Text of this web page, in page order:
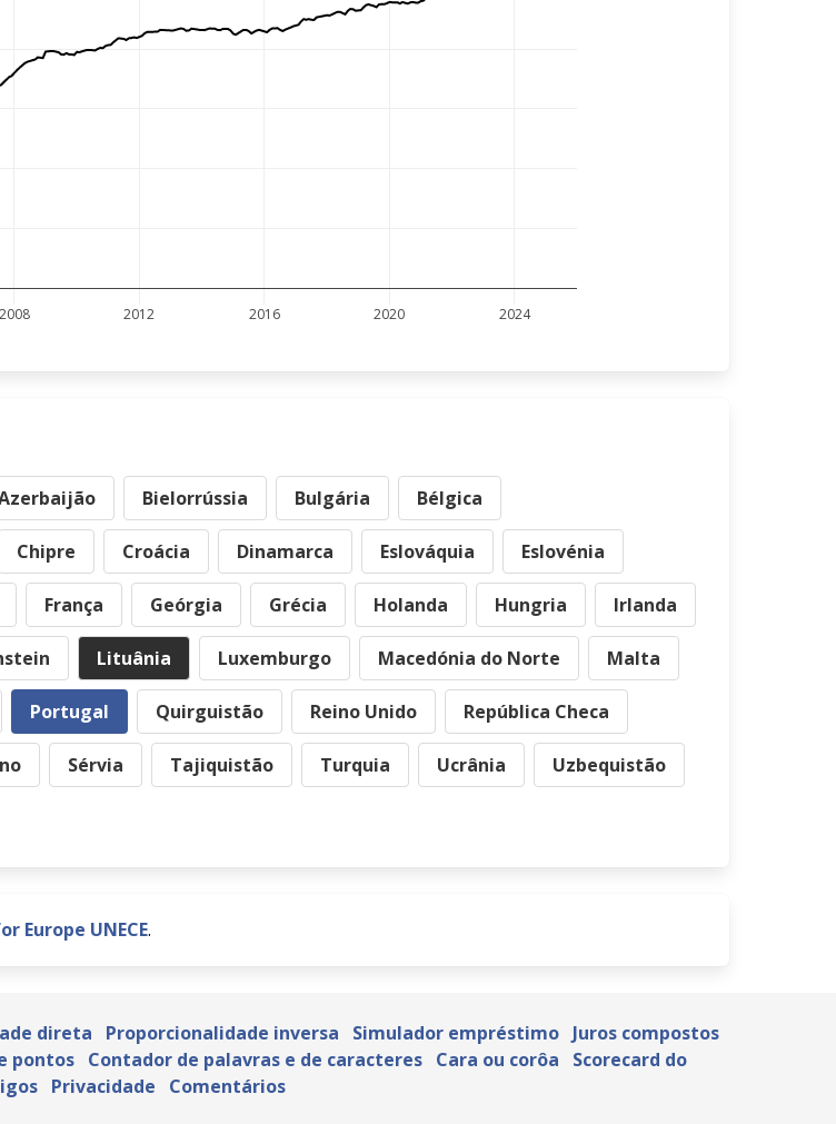
2008 2012 2016 2020 2024
Bielorrússia Bulgária Bélgica
Chipre Croácia Dinamarca Eslováquia Eslovénia
França Geórgia Grécia Holanda Hungria Irlanda
Lituânia Luxemburgo Macedónia do Norte Malta
Portugal Quirguistão Reino Unido República Checa
Sérvia Tajiquistão Turquia Ucrânia Uzbequistão
Europe UNECE.
direta Proporcionalidade inversa Simulador empréstimo Juros compostos
pontos Contador de palavras e de caracteres Cara ou corôa
Scorecard do
Privacidade Comentários